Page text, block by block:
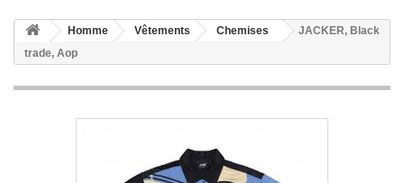
Homme Vêtements Chemises
JACKER, Black
trade, Aop